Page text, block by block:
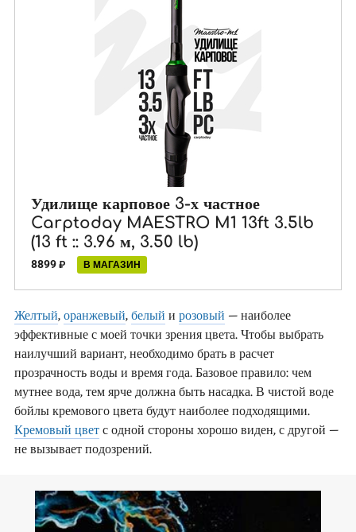
Удилище карповое 3-х частное
Carptoday MAESTRO M1 13ft 3.5lb
(13 ft :: 3.96 м, 3.50 lb)
8899 ₽ В МАГАЗИН
Желтый,оранжевый,белый и розовый – наиболее
эффективные с моей точки зрения цвета. Чтобы выбрать
наилучший вариант, необходимо брать в расчет
прозрачность воды и время года. Базовое правило: чем
мутнее вода, тем ярче должна быть насадка. В чистой воде
бойлы кремового цвета будут наиболее подходящими.
Кремовый цветс одной стороны хорошо виден, с другой –
не вызывает подозрений.